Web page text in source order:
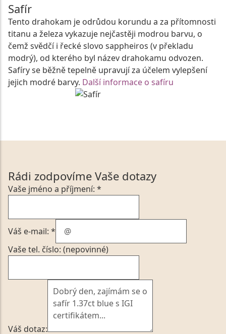
Safír
Tento drahokam je odrůdou korundu a za přítomnosti
titanu a železa vykazuje nejčastěji modrou barvu, o
čemž svědčí i řecké slovo sappheiros (v překladu
modrý), od kterého byl název drahokamu odvozen.
Safíry se běžně tepelně upravují za účelem vylepšení
jejich modré barvy. Další informace o safíru
Rádi zodpovíme Vaše dotazy
Vaše jméno a příjmení: *
Váš e-mail: *
Vaše tel. číslo: (nepovinné)
Váš dotaz: